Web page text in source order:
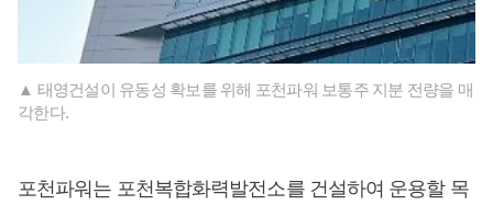
▲ 태영건설이 유동성 확보를 위해 포천파워 보통주 지분 전량을 매
각한다.
포천파워는 포천복합화력발전소를 건설하여 운용할 목